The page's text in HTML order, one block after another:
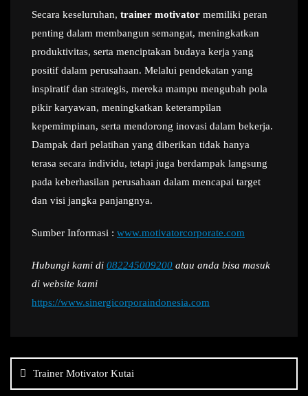
Secara keseluruhan, trainer motivator memiliki peran
penting dalam membangun semangat, meningkatkan
produktivitas, serta menciptakan budaya kerja yang
positif dalam perusahaan. Melalui pendekatan yang
inspiratif dan strategis, mereka mampu mengubah pola
pikir karyawan, meningkatkan keterampilan
kepemimpinan, serta mendorong inovasi dalam bekerja.
Dampak dari pelatihan yang diberikan tidak hanya
terasa secara individu, tetapi juga berdampak langsung
pada keberhasilan perusahaan dalam mencapai target
dan visi jangka panjangnya.
Sumber Informasi : www.motivatorcorporate.com
Hubungi kami di 082245009200 atau anda bisa masuk
di website kami
https://www.sinergicorporaindonesia.com
posTrainer Motivator Kutai